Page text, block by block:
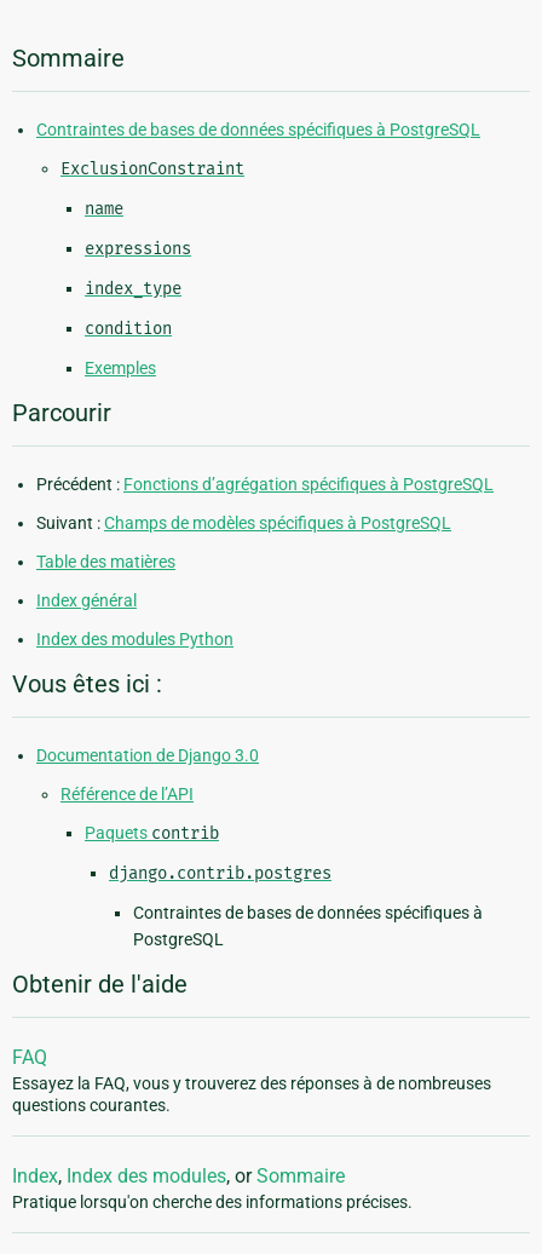
Sommaire
Contraintes de bases de données spécifiques à PostgreSQL
ExclusionConstraint
name
expressions
index_type
condition
Exemples
Parcourir
Précédent : Fonctions d’agrégation spécifiques à PostgreSQL
Suivant :Champs de modèles spécifiques à PostgreSQL
Table des matières
Index général
Index des modules Python
Vous êtes ici :
Documentation de Django 3.0
Référence de l’API
Paquets contrib
django.contrib.postgres
Contraintes de bases de données spécifiques à
PostgreSQL
Obtenir de l'aide
FAQ
Essayez la FAQ, vous y trouverez des réponses à de nombreuses
questions courantes.
Index, Index des modules, orSommaire
Pratique lorsqu'on cherche des informations précises.